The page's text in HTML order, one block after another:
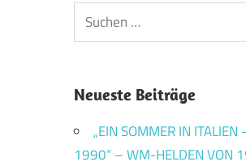
Suchen
nach:
Neueste Beiträge
„EIN SOMMER IN ITALIEN
1990“ – WM-HELDEN VON